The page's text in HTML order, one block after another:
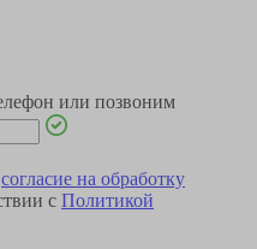
или позвоним
согласие на обработку
с Политикой